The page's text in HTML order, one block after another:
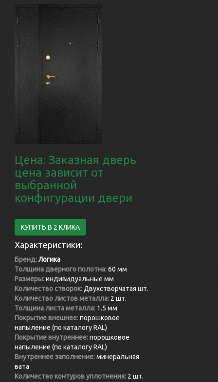
Цена: Заказная дверь
цена зависит от
выбранной
конфигурации двери
КУПИТЬ В 2 КЛИКА
Характеристики:
Бренд:Логика
Толщина дверного полотна:60 мм
Размеры:индивидуальные мм
Количество створок: Двухстворчатая шт.
Количество листов металла: 2 шт.
Толщина листа металла: 1.5 мм
Покрытие внешнее:порошковое
напыление (по каталогу RAL)
Покрытие внутреннее:порошковое
напыление (по каталогу RAL)
Внутреннее заполнение:минеральная
вата
Количество контуров уплотнения: 2 шт.